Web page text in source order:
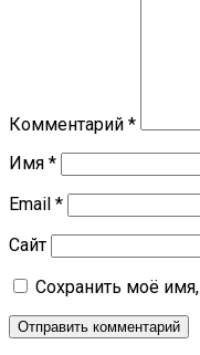
Комментарий *
Имя *
Email *
Сайт
Сохранить моё